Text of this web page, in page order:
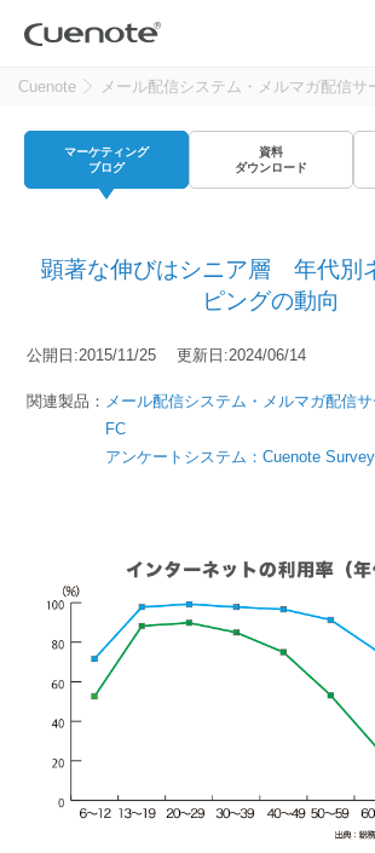
メール配信システム
メールリレーサーバー
kintone（キントーン）メール配信
SMS配信サービス
Webプッシュ通知サービス
アンケートシステム・フォーム
活用シーン
会員獲得／ニーズ把握
遅延なく確実・高速に送る
効果改善・顧客育成
システム連携・効率化
セキュリティ対策
ブログ・各種資料
資料ダウンロード
メール配信用語集
東京
（平日 10:00〜18:00）
Cuenote メール配信システム・メルマガ配信サ
マーケティング
ブログ
資料
ダウンロード
顕著な伸びはシニア層 年代別
ピングの動向
公開日:2015/11/25 更新日:2024/06/14
関連製品： メール配信システム・メルマガ配信
FC
アンケートシステム：Cuenote Survey